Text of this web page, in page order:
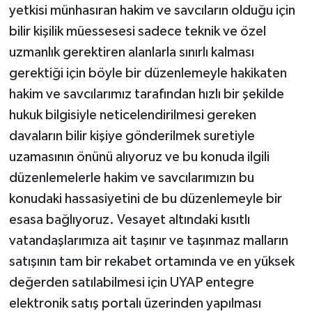
yetkisi münhasıran hakim ve savcıların olduğu için
bilir kişilik müessesesi sadece teknik ve özel
uzmanlık gerektiren alanlarla sınırlı kalması
gerektiği için böyle bir düzenlemeyle hakikaten
hakim ve savcılarımız tarafından hızlı bir şekilde
hukuk bilgisiyle neticelendirilmesi gereken
davaların bilir kişiye gönderilmek suretiyle
uzamasının önünü alıyoruz ve bu konuda ilgili
düzenlemelerle hakim ve savcılarımızın bu
konudaki hassasiyetini de bu düzenlemeyle bir
esasa bağlıyoruz. Vesayet altındaki kısıtlı
vatandaşlarımıza ait taşınır ve taşınmaz malların
satışının tam bir rekabet ortamında ve en yüksek
değerden satılabilmesi için UYAP entegre
elektronik satış portalı üzerinden yapılması